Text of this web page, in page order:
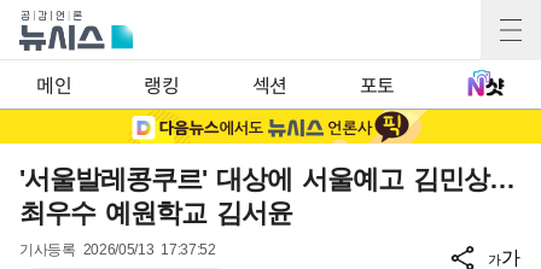
메인 랭킹 섹션 포토
'서울발레콩쿠르' 대상에 서울예고 김민상…
최우수 예원학교 김서윤
기사등록 2026/05/13 17:37:52
가가